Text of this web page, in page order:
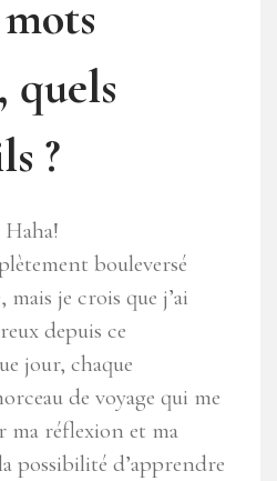
quels
?
Haha!
bouleversé
mais je crois que j’ai
depuis ce
jour, chaque
de voyage qui me
ma réflexion et ma
possibilité d’apprendre